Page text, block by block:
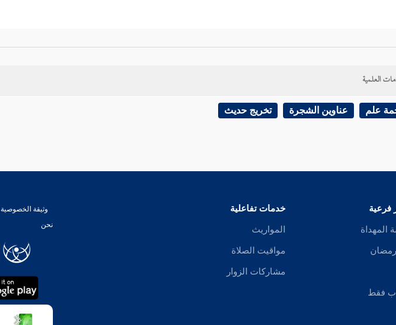
العلمية
علم عناوين الشجرة تخريج حديث
فرعية
المهداة
فقط
خدمات تفاعلية
المواريث
مواقيت الصلاة
مشاركات الزوار
وثيقة الخصوصية
نحن